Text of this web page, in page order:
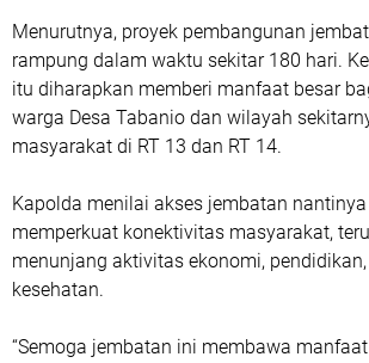
Menurutnya, proyek pembangunan
rampung dalam waktu sekitar 180 hari.
itu diharapkan memberi manfaat besar
warga Desa Tabanio dan wilayah
masyarakat di RT 13 dan RT 14.
Kapolda menilai akses jembatan
memperkuat konektivitas masyarakat,
menunjang aktivitas ekonomi,
kesehatan.
“Semoga jembatan ini membawa